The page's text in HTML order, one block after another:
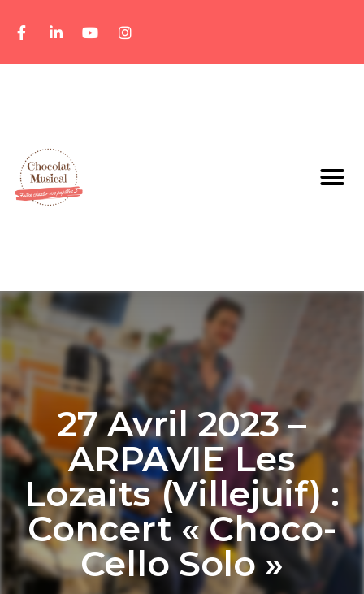
27 Avril 2023 –
ARPAVIE Les
Lozaits (Villejuif) :
Concert « Choco-
Cello Solo »